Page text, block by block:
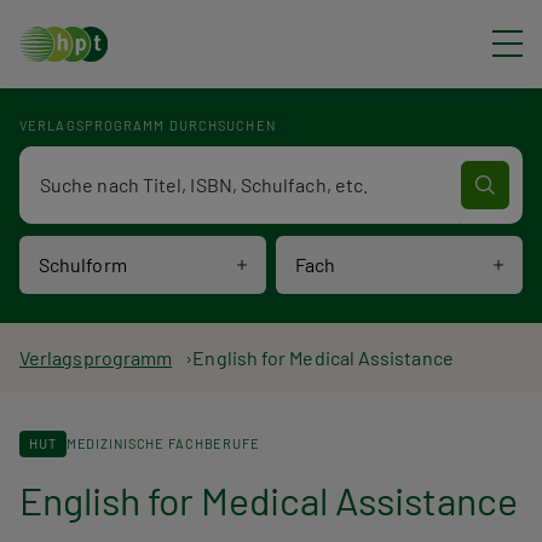
VERLAGSPROGRAMM DURCHSUCHEN
Schulform Fach
Verlagsprogramm Volltextsuche
P
a
d
Verlagsprogramm English for Medical Assistance
HUT MEDIZINISCHE FACHBERUFE
English for Medical Assistance